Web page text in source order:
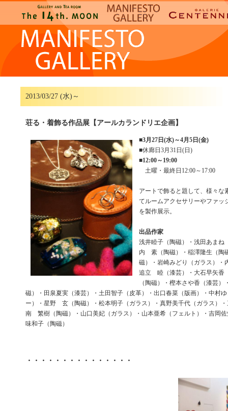
2013/03/27 (水)～
荘る・着飾る作品展【アールカランドリエ企画】
■3月27日(水)～4月5日(金)
■休廊日3月31日(日)
■12:00～19:00
土曜・最終日12:00～17:00
アートで飾ると題して、様々な
てルームアクセサリーやファッ
を製作展示。
出品作家
浅井睦子（陶磁）・浅田あまね
内 素（陶磁）・稲澤隆生（陶
磁）・岩崎みどり（ガラス）・
追立 睦（漆芸）・大石早矢香
（陶磁）・樫本さや香（漆芸）
磁）・田泉夏実（漆芸）・土田智子（皮革）・出口春菜（版画）・中村
ー）・星野 玄（陶磁）・松本明子（ガラス）・真野美千代（ガラス）
南 繁樹（陶磁）・山口美妃（ガラス）・山本亜希（フェルト）・吉岡
味和子（陶磁）
・・・・・・・・・・・・・・・